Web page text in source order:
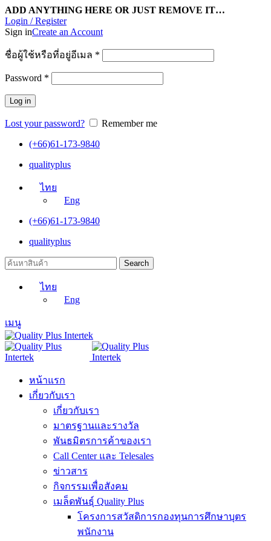
ADD ANYTHING HERE OR JUST REMOVE IT…
Login / Register
Sign inCreate an Account
ชื่อผู้ใช้หรือที่อยู่อีเมล *
Password *
Log in
Lost your password?
Remember me
(+66)61-173-9840
qualityplus
ไทย
Eng
(+66)61-173-9840
qualityplus
Search
ไทย
Eng
เมนู
หน้าแรก
เกี่ยวกับเรา
เกี่ยวกับเรา
มาตรฐานและรางวัล
พันธมิตรการค้าของเรา
Call Center และ Telesales
ข่าวสาร
กิจกรรมเพื่อสังคม
เมล็ดพันธุ์ Quality Plus
โครงการสวัสดิการกองทุนการศึกษาบุตร
พนักงาน